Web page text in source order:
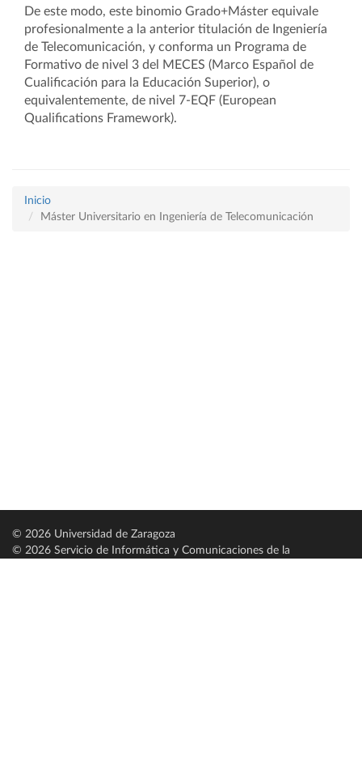
De este modo, este binomio Grado+Máster equivale
profesionalmente a la anterior titulación de Ingeniería
de Telecomunicación, y conforma un Programa de
Formativo de nivel 3 del MECES (Marco Español de
Cualificación para la Educación Superior), o
equivalentemente, de nivel 7-EQF (European
Qualifications Framework).
Inicio
Máster Universitario en Ingeniería de Telecomunicación
© 2026 Universidad de Zaragoza
© 2026 Servicio de Informática y Comunicaciones de la